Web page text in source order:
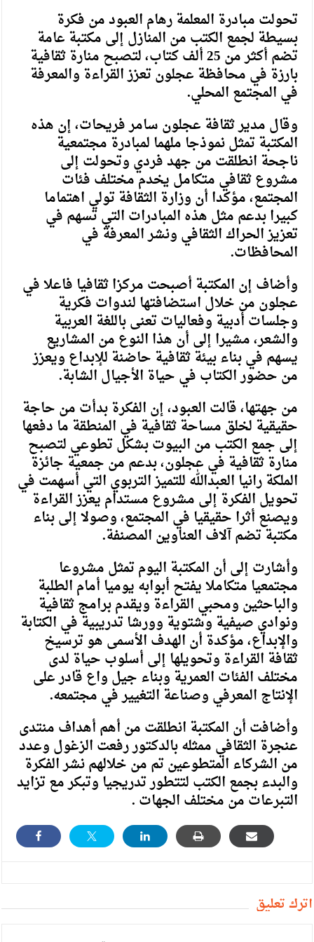
تحولت مبادرة المعلمة رهام العبود من فكرة
بسيطة لجمع الكتب من المنازل إلى مكتبة عامة
تضم أكثر من 25 ألف كتاب، لتصبح منارة ثقافية
بارزة في محافظة عجلون تعزز القراءة والمعرفة
في المجتمع المحلي.
وقال مدير ثقافة عجلون سامر فريحات، إن هذه
المكتبة تمثل نموذجا ملهما لمبادرة مجتمعية
ناجحة انطلقت من جهد فردي وتحولت إلى
مشروع ثقافي متكامل يخدم مختلف فئات
المجتمع، مؤكدا أن وزارة الثقافة تولي اهتماما
كبيرا بدعم مثل هذه المبادرات التي تسهم في
تعزيز الحراك الثقافي ونشر المعرفة في
المحافظات.
وأضاف إن المكتبة أصبحت مركزا ثقافيا فاعلا في
عجلون من خلال استضافتها لندوات فكرية
وجلسات أدبية وفعاليات تعنى باللغة العربية
والشعر، مشيرا إلى أن هذا النوع من المشاريع
يسهم في بناء بيئة ثقافية حاضنة للإبداع ويعزز
من حضور الكتاب في حياة الأجيال الشابة.
من جهتها، قالت العبود، إن الفكرة بدأت من حاجة
حقيقية لخلق مساحة ثقافية في المنطقة ما دفعها
إلى جمع الكتب من البيوت بشكل تطوعي لتصبح
منارة ثقافية في عجلون، بدعم من جمعية جائزة
الملكة رانيا العبدالله للتميز التربوي التي أسهمت في
تحويل الفكرة إلى مشروع مستدام يعزز القراءة
ويصنع أثرا حقيقيا في المجتمع، وصولا إلى بناء
مكتبة تضم آلاف العناوين المصنفة.
وأشارت إلى أن المكتبة اليوم تمثل مشروعا
مجتمعيا متكاملا يفتح أبوابه يوميا أمام الطلبة
والباحثين ومحبي القراءة ويقدم برامج ثقافية
ونوادي صيفية وشتوية وورشا تدريبية في الكتابة
والإبداع، مؤكدة أن الهدف الأسمى هو ترسيخ
ثقافة القراءة وتحويلها إلى أسلوب حياة لدى
مختلف الفئات العمرية وبناء جيل واع قادر على
الإنتاج المعرفي وصناعة التغيير في مجتمعه.
وأضافت أن المكتبة انطلقت من أهم أهداف منتدى
عنجرة الثقافي ممثله بالدكتور رفعت الزغول وعدد
من الشركاء المتطوعين تم من خلالهم نشر الفكرة
والبدء بجمع الكتب لتتطور تدريجيا وتبكر مع تزايد
التبرعات من مختلف الجهات .
أترك تعليق